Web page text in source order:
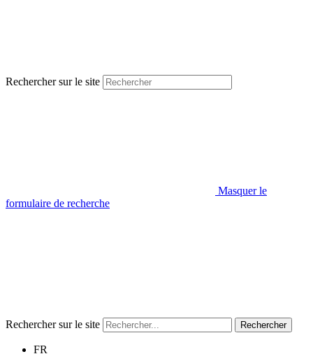
Rechercher sur le site
Masquer le
formulaire de recherche
Rechercher sur le site Rechercher
FR